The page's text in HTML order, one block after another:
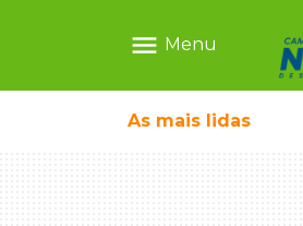
menu Menu
As mais lidas
anos morto a facada